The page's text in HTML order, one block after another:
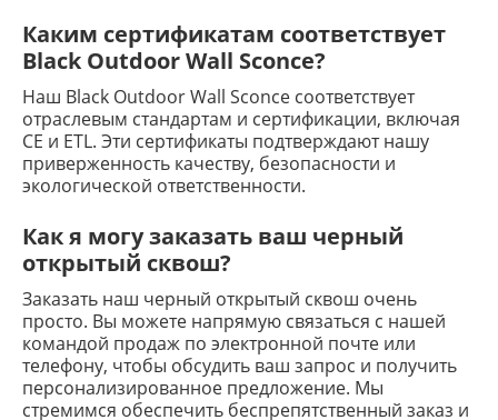
Каким сертификатам соответствует
Black Outdoor Wall Sconce?
Наш Black Outdoor Wall Sconce соответствует
отраслевым стандартам и сертификации, включая
CE и ETL. Эти сертификаты подтверждают нашу
приверженность качеству, безопасности и
экологической ответственности.
Как я могу заказать ваш черный
открытый сквош?
Заказать наш черный открытый сквош очень
просто. Вы можете напрямую связаться с нашей
командой продаж по электронной почте или
телефону, чтобы обсудить ваш запрос и получить
персонализированное предложение. Мы
стремимся обеспечить беспрепятственный заказ и